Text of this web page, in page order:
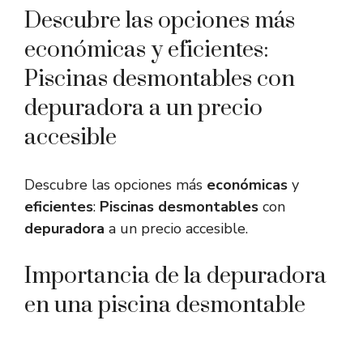
Descubre las opciones más
económicas y eficientes:
Piscinas desmontables con
depuradora a un precio
accesible
Descubre las opciones más económicas y
eficientes: Piscinas desmontables con
depuradora a un precio accesible.
Importancia de la depuradora
en una piscina desmontable